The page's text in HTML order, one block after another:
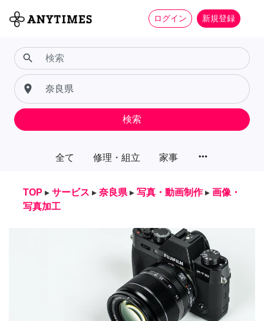
ログイン 新規登録
全て 修理・組立 家事 more_horiz
search
place
検索
TOP ▸ サービス ▸ 奈良県 ▸ 写真・動画制作 ▸ 画像・
写真加工